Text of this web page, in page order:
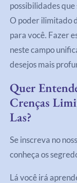
possibilidades
O poder ilimitado
para você. Fazer
neste campo
desejos mais
Quer
Crenças
Las?
Se inscreva no
conheça os
Lá você irá